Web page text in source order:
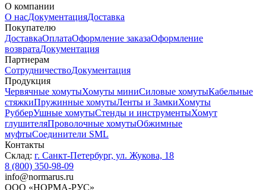
О компании
О насДокументацияДоставка
Покупателю
ДоставкаОплатаОформление заказаОформление
возвратаДокументация
Партнерам
СотрудничествоДокументация
Продукция
Червячные хомутыХомуты миниСиловые хомутыКабельные
стяжкиПружинные хомутыЛенты и ЗамкиХомуты
РубберУшные хомутыСтенды и инструментыХомут
глушителяПроволочные хомутыОбжимные
муфтыСоединители SML
Контакты
Склад: г. Санкт-Петербург, ул. Жукова, 18
8 (800) 350-98-09
info@normarus.ru
ООО «НОРМА-РУС»